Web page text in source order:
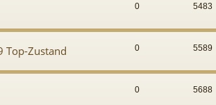
0 5483
Top-Zustand 0 5589
0 5688